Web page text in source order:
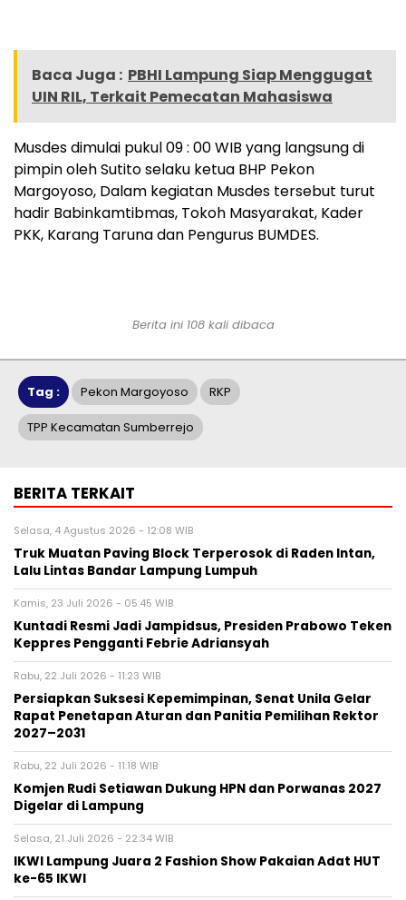
Baca Juga : PBHI Lampung Siap Menggugat
UIN RIL, Terkait Pemecatan Mahasiswa
Musdes dimulai pukul 09 : 00 WIB yang langsung di
pimpin oleh Sutito selaku ketua BHP Pekon
Margoyoso, Dalam kegiatan Musdes tersebut turut
hadir Babinkamtibmas, Tokoh Masyarakat, Kader
PKK, Karang Taruna dan Pengurus BUMDES.
Berita ini 108 kali dibaca
Tag : Pekon Margoyoso RKP
TPP Kecamatan Sumberrejo
BERITA TERKAIT
Selasa, 4 Agustus 2026 - 12:08 WIB
Truk Muatan Paving Block Terperosok di Raden Intan,
Lalu Lintas Bandar Lampung Lumpuh
Kamis, 23 Juli 2026 - 05:45 WIB
Kuntadi Resmi Jadi Jampidsus, Presiden Prabowo Teken
Keppres Pengganti Febrie Adriansyah
Rabu, 22 Juli 2026 - 11:23 WIB
Persiapkan Suksesi Kepemimpinan, Senat Unila Gelar
Rapat Penetapan Aturan dan Panitia Pemilihan Rektor
2027–2031
Rabu, 22 Juli 2026 - 11:18 WIB
Komjen Rudi Setiawan Dukung HPN dan Porwanas 2027
Digelar di Lampung
Selasa, 21 Juli 2026 - 22:34 WIB
IKWI Lampung Juara 2 Fashion Show Pakaian Adat HUT
ke-65 IKWI